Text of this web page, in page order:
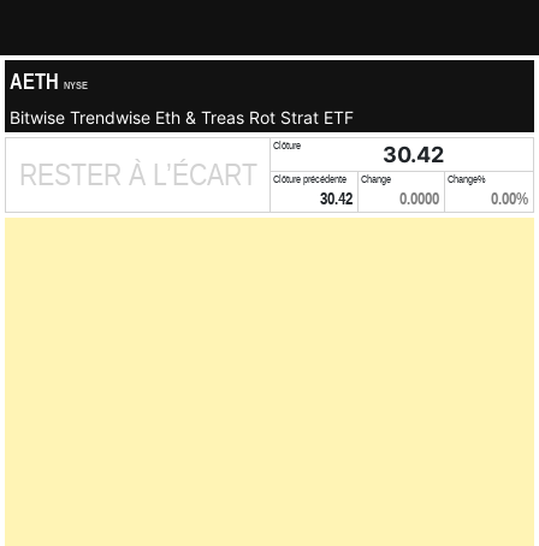
AETH NYSE
Bitwise Trendwise Eth & Treas Rot Strat ETF
RESTER À L’ÉCART
Clôture 30.42
Clôture précédente
30.42
Change
0.0000
Change%
0.00%